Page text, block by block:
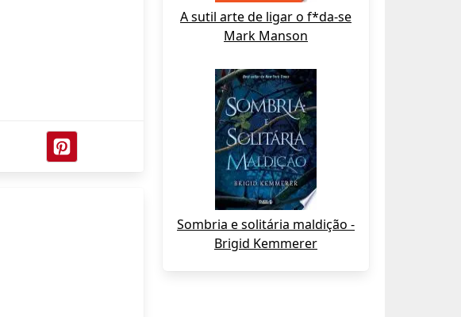
A sutil arte de ligar o f*da-se
Mark Manson
Sombria e solitária maldição -
Brigid Kemmerer